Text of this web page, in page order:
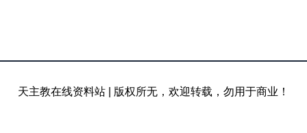
天主教在线资料站 版权所无，欢迎转载，勿用于商业！